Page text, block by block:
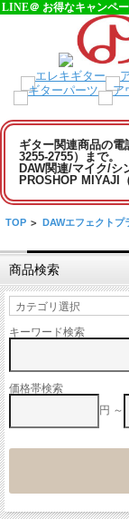
LINE＠ お得なキャンペ
ギター関連商品の
3255-2755）まで。
DAW関連/マイク/シ
PROSHOP MIYAJI
TOP > DAWエフェクトプ
商品検索
キーワード検索
価格帯検索
円 ～